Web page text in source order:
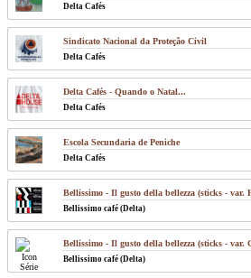
Delta Cafés
Sindicato Nacional da Proteção Civil
Delta Cafés
Delta Cafés - Quando o Natal...
Delta Cafés
Escola Secundaria de Peniche
Delta Cafés
Bellissimo - Il gusto della bellezza (sticks - var.
Bellissimo café (Delta)
Bellissimo - Il gusto della bellezza (sticks - var.
Bellissimo café (Delta)